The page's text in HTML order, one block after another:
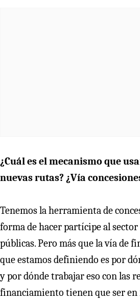
¿Cuál es el mecanismo que
nuevas rutas? ¿Vía
Tenemos la herramienta de
forma de hacer partícipe al
públicas. Pero más que la vía de
que estamos definiendo es por
y por dónde trabajar eso con las
financiamiento tienen que ser en